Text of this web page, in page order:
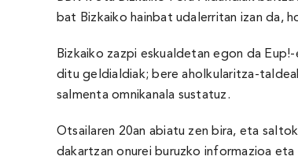
bat Bizkaiko hainbat udalerritan izan da,
Bizkaiko zazpi eskualdetan egon da
ditu geldialdiak; bere aholkularitza-
salmenta omnikanala sustatuz.
Otsailaren 20an abiatu zen bira, eta
dakartzan onurei buruzko informazioa